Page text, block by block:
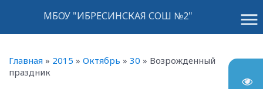
menu
МБОУ "ИБРЕСИНСКАЯ СОШ №2"
Главная » 2015 » Октябрь » 30 » Возрожденный
праздник